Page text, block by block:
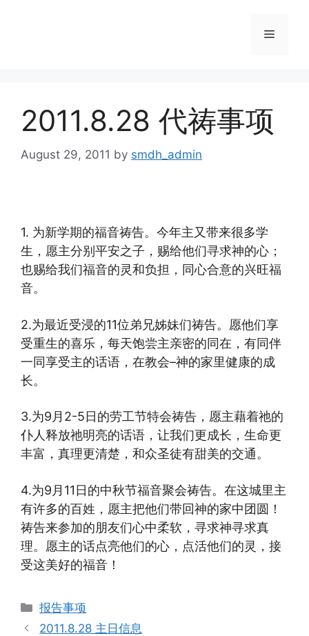
Menu
2011.8.28 代祷事项
August 29, 2011 by smdh_admin
1. 为新学期的福音祷告。今年主又带来很多学
生， 愿主分别平安之子，赐给他们寻求神的心；
也赐给我们福音的灵和负担，同心合意的兴旺福
音。
2.为最近受浸的11位弟兄姊妹们祷告。愿他们享
受重生的喜乐， 每天饱尝主亲密的同在，有同伴
一同享受主的话语，在教会–神的家里健康的成
长。
3.为9月2-5日的劳工节特会祷告， 愿主藉着祂的
仆人释放祂明亮的话语，让我们更成长，生命更
丰富， 真理更清楚，和众圣徒有甜美的交通。
4.为9月11日的中秋节福音聚会祷告。 在这城里主
有许多的百姓，愿主把他们带回神的家中团圆！
祷告来参加的朋友们心中柔软，寻求神寻求真
理。 愿主的话点亮他们的心，点活他们的灵，接
受这美好的福音！
Categories
报告事项
2011.8.28 主日信息